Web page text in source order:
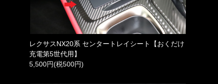
レクサスNX20系 センタートレイシート【おくだけ
充電第5世代用】
5,500円(税500円)